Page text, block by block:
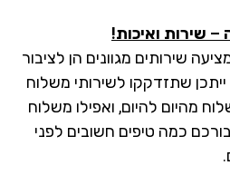
ואיכות!
מגוונים הן לציבור
שתזדקקו לשירותי משלוח
להיום, ואפילו משלוח
כמה טיפים חשובים לפני